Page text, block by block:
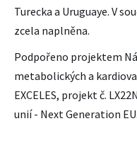
Turecka a Uruguaye. V
zcela naplněna.
Podpořeno projektem
metabolických a
EXCELES, projekt č.
unií - Next Generation EU.